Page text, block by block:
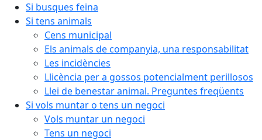
Si busques feina
Si tens animals
Cens municipal
Els animals de companyia, una responsabilitat
Les incidències
Llicència per a gossos potencialment perillosos
Llei de benestar animal. Preguntes freqüents
Si vols muntar o tens un negoci
Vols muntar un negoci
Tens un negoci